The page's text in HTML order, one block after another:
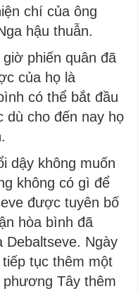
chí của ông
hậu thuẫn.
phiến quân đã
của họ là
có thể bắt đầu
dù cho đến nay họ
dậy không muốn
không có gì để
được tuyên bố
hòa bình đã
Debaltseve. Ngày
tục thêm một
phương Tây thêm